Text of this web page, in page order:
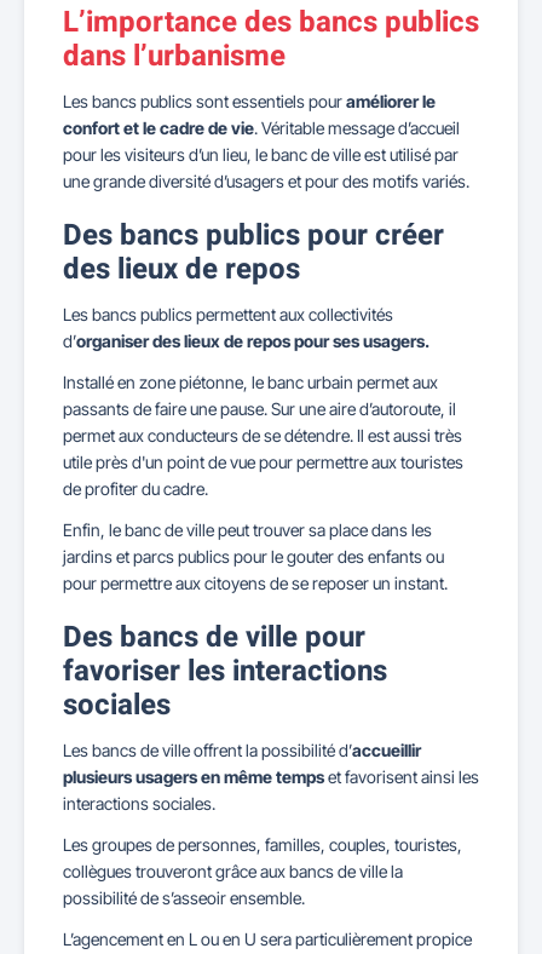
L’importance des bancs publics
dans l’urbanisme
Les bancs publics sont essentiels pouraméliorer le
confort et le cadre de vie. Véritable message d’accueil
pour les visiteurs d’un lieu, le banc de ville est utilisé par
une grande diversité d’usagers et pour des motifs variés.
Des bancs publics pour créer
des lieux de repos
Les bancs publics permettent aux collectivités
d’organiser des lieux de repos pour ses usagers.
Installé en zone piétonne, le banc urbain permet aux
passants de faire une pause. Sur une aire d’autoroute, il
permet aux conducteurs de se détendre. Il est aussi très
utile près d'un point de vue pour permettre aux touristes
de profiter du cadre.
Enfin, le banc de ville peut trouver sa place dans les
jardins et parcs publics pour le gouter des enfants ou
pour permettre aux citoyens de se reposer un instant.
Des bancs de ville pour
favoriser les interactions
sociales
Les bancs de ville offrent la possibilité d’accueillir
plusieurs usagers en même tempset favorisent ainsi les
interactions sociales.
Les groupes de personnes, familles, couples, touristes,
collègues trouveront grâce aux bancs de ville la
possibilité de s’asseoir ensemble.
L’agencement en L ou en U sera particulièrement propice